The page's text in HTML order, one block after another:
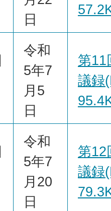
日
令和
5年7
月5
日
第11
議録
令和
5年7
月20
日
第12
議録